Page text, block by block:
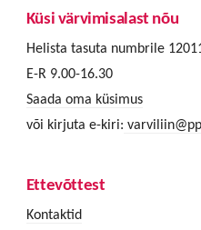
Küsi värvimisalast nõu
Helista tasuta numbrile
E-R 9.00-16.30
Saada oma küsimus
või kirjuta e-kiri:
Ettevõttest
Kontaktid